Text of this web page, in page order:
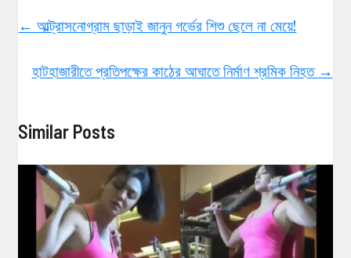
← আল্ট্রাসনোগ্রাম ছাড়াই জানুন গর্ভের শিশু ছেলে না মেয়ে!
হাটহাজারীতে প্রতিপক্ষের কাঠের আঘাতে নির্মাণ শ্রমিক নিহত →
Similar Posts